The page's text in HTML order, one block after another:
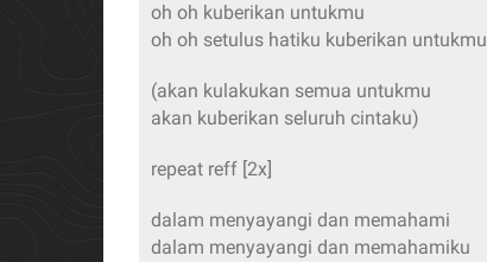
oh oh kuberikan untukmu
oh oh setulus hatiku kuberikan untukmu
(akan kulakukan semua untukmu
akan kuberikan seluruh cintaku)
repeat reff [2x]
dalam menyayangi dan memahami
dalam menyayangi dan memahamiku